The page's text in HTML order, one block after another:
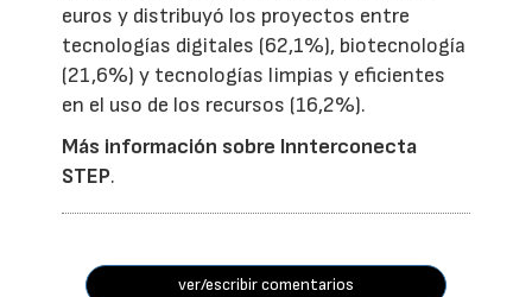
euros y distribuyó los proyectos entre
tecnologías digitales (62,1%), biotecnología
(21,6%) y tecnologías limpias y eficientes
en el uso de los recursos (16,2%).
Más información sobre Innterconecta
STEP.
ver/escribir comentarios